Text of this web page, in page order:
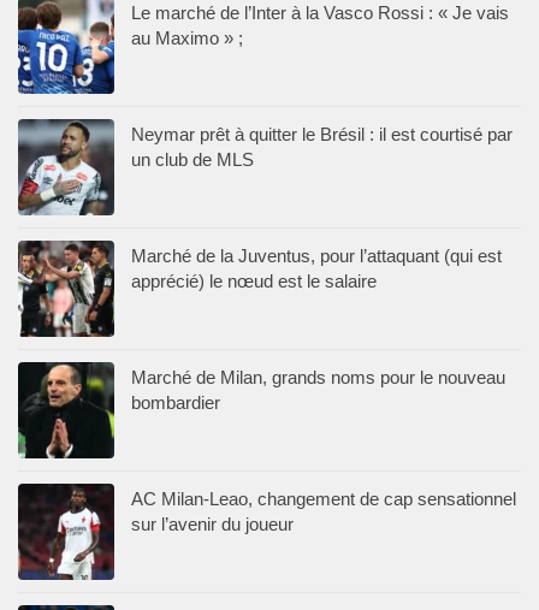
Le marché de l’Inter à la Vasco Rossi : « Je vais
au Maximo » ;
Neymar prêt à quitter le Brésil : il est courtisé par
un club de MLS
Marché de la Juventus, pour l’attaquant (qui est
apprécié) le nœud est le salaire
Marché de Milan, grands noms pour le nouveau
bombardier
AC Milan-Leao, changement de cap sensationnel
sur l’avenir du joueur